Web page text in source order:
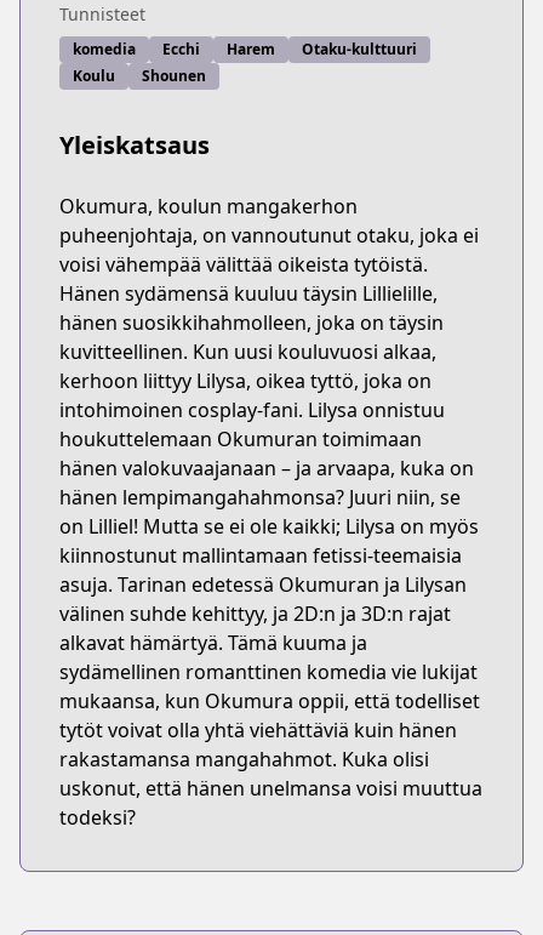
Tunnisteet
komedia Ecchi Harem
Otaku-kulttuuri
Koulu
Shounen
Yleiskatsaus
Okumura, koulun mangakerhon
puheenjohtaja, on vannoutunut otaku, joka ei
voisi vähempää välittää oikeista tytöistä.
Hänen sydämensä kuuluu täysin Lillielille,
hänen suosikkihahmolleen, joka on täysin
kuvitteellinen. Kun uusi kouluvuosi alkaa,
kerhoon liittyy Lilysa, oikea tyttö, joka on
intohimoinen cosplay-fani. Lilysa onnistuu
houkuttelemaan Okumuran toimimaan
hänen valokuvaajanaan – ja arvaapa, kuka on
hänen lempimangahahmonsa? Juuri niin, se
on Lilliel! Mutta se ei ole kaikki; Lilysa on myös
kiinnostunut mallintamaan fetissi-teemaisia
asuja. Tarinan edetessä Okumuran ja Lilysan
välinen suhde kehittyy, ja 2D:n ja 3D:n rajat
alkavat hämärtyä. Tämä kuuma ja
sydämellinen romanttinen komedia vie lukijat
mukaansa, kun Okumura oppii, että todelliset
tytöt voivat olla yhtä viehättäviä kuin hänen
rakastamansa mangahahmot. Kuka olisi
uskonut, että hänen unelmansa voisi muuttua
todeksi?